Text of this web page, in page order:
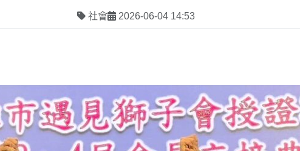
社會 2026-06-04 14:53